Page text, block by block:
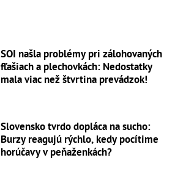
SOI našla problémy pri zálohovaných
fľašiach a plechovkách: Nedostatky
mala viac než štvrtina prevádzok!
Slovensko tvrdo dopláca na sucho:
Burzy reagujú rýchlo, kedy pocítime
horúčavy v peňaženkách?